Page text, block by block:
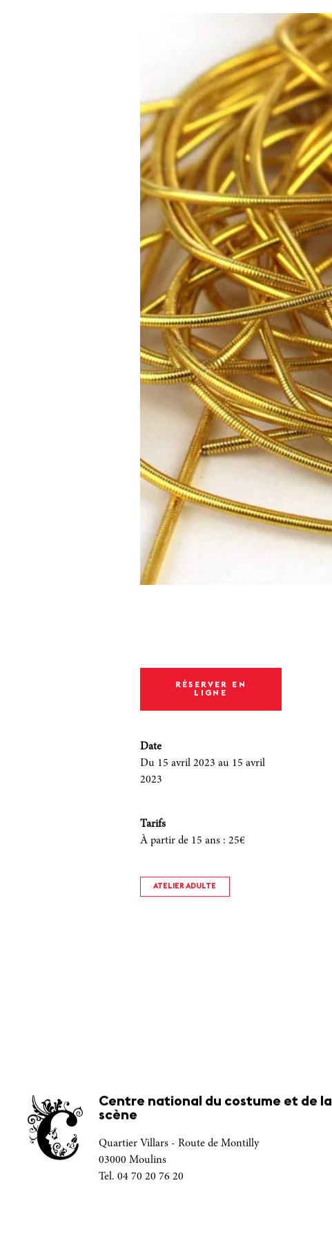
RÉSERVER EN
LIGNE
Date
Du 15 avril 2023 au 15 avril
2023
Tarifs
À partir de 15 ans : 25€
ATELIER ADULTE
Centre national du costume et de la
scène
Quartier Villars - Route de Montilly
03000 Moulins
Tel. 04 70 20 76 20